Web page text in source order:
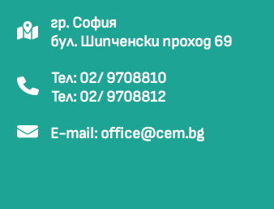
гр. София
бул. Шипченски проход 69
Тел: 02/ 9708810
Тел: 02/ 9708812
E-mail: office@cem.bg